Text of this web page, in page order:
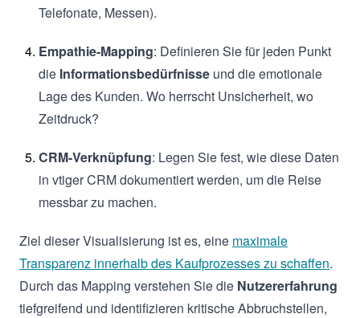
Telefonate, Messen).
Empathie-Mapping: Definieren Sie für jeden Punkt
die Informationsbedürfnisse und die emotionale
Lage des Kunden. Wo herrscht Unsicherheit, wo
Zeitdruck?
CRM-Verknüpfung: Legen Sie fest, wie diese Daten
in vtiger CRM dokumentiert werden, um die Reise
messbar zu machen.
Ziel dieser Visualisierung ist es, eine maximale
Transparenz innerhalb des Kaufprozesses zu schaffen.
Durch das Mapping verstehen Sie die Nutzererfahrung
tiefgreifend und identifizieren kritische Abbruchstellen,